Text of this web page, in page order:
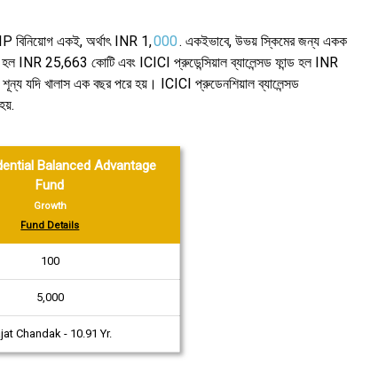
বিনিয়োগ একই, অর্থাৎ INR 1,000. একইভাবে, উভয় স্কিমের জন্য একক
INR 25,663 কোটি এবং ICICI প্রুডেন্সিয়াল ব্যালেন্সড ফান্ড হল INR
যদি খালাস এক বছর পরে হয়। ICICI প্রুডেনশিয়াল ব্যালেন্সড
Balanced Advantage
Fund
Growth
Fund Details
₹100
₹5,000
Chandak - 10.91 Yr.